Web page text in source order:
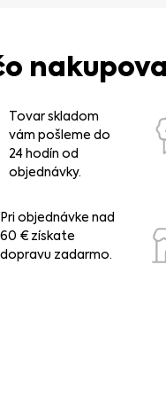
Tovar skladom
vám pošleme do
24 hodín od
objednávky.
Pri objednávke nad
60 € získate
dopravu zadarmo.